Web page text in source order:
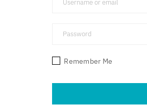
Remember Me